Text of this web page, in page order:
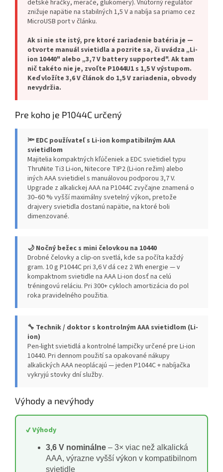
detské hračky, merače, glukomery). Vnútorný regulátor
znižuje napätie na stabilných 1,5 V a nabíja sa priamo cez
MicroUSB port v článku.
Ak si nie ste istý, pre ktoré zariadenie batéria je —
otvorte manuál svietidla a pozrite sa, či uvádza „Li-
ion 10440" alebo „3,7 V battery supported". Ak tam
nič takéto nie je, zvoľte P1044U1 s 1,5 V výstupom.
Keď vložíte 3,6 V článok do 1,5 V zariadenia, obvody
nevydržia.
Pre koho je P1044C určený
🔦 EDC používateľ s Li-ion kompatibilným AAA
svietidlom
Majitelia kompaktných kľúčeniek a EDC svietidiel typu
ThruNite Ti3 Li-ion, Nitecore TIP2 (Li-ion režim) alebo
iných AAA svietidiel s manuálovou podporou 3,7 V.
Upgrade z alkalickej AAA na P1044C zvyčajne znamená o
30–60 % vyšší maximálny svetelný výkon, pretože
drajvery svietidla dostanú napätie, na ktoré boli
dimenzované.
🌙 Nočný bežec s mini čelovkou na 10440
Drobné čelovky a clip-on svetlá, kde sa počíta každý
gram. 10 g P1044C pri 3,6 V dá cez 2 Wh energie — v
kompaktnom svietidle na AAA Li-ion dosť na celú
tréningovú reláciu. Pri 300+ cykloch amortizácia do pol
roka pravidelného použitia.
🔧 Technik / doktor s kontrolným AAA svietidlom (Li-
ion)
Pen-light svietidlá a kontrolné lampičky určené pre Li-ion
10440. Pri dennom použití sa opakované nákupy
alkalických AAA neoplácajú — jeden P1044C + nabíjačka
vykryjú stovky dní služby.
Výhody a nevýhody
✔ Výhody
3,6 V nominálne – 3× viac než alkalická
AAA, výrazne vyšší výkon v kompatibilnom
svietidle